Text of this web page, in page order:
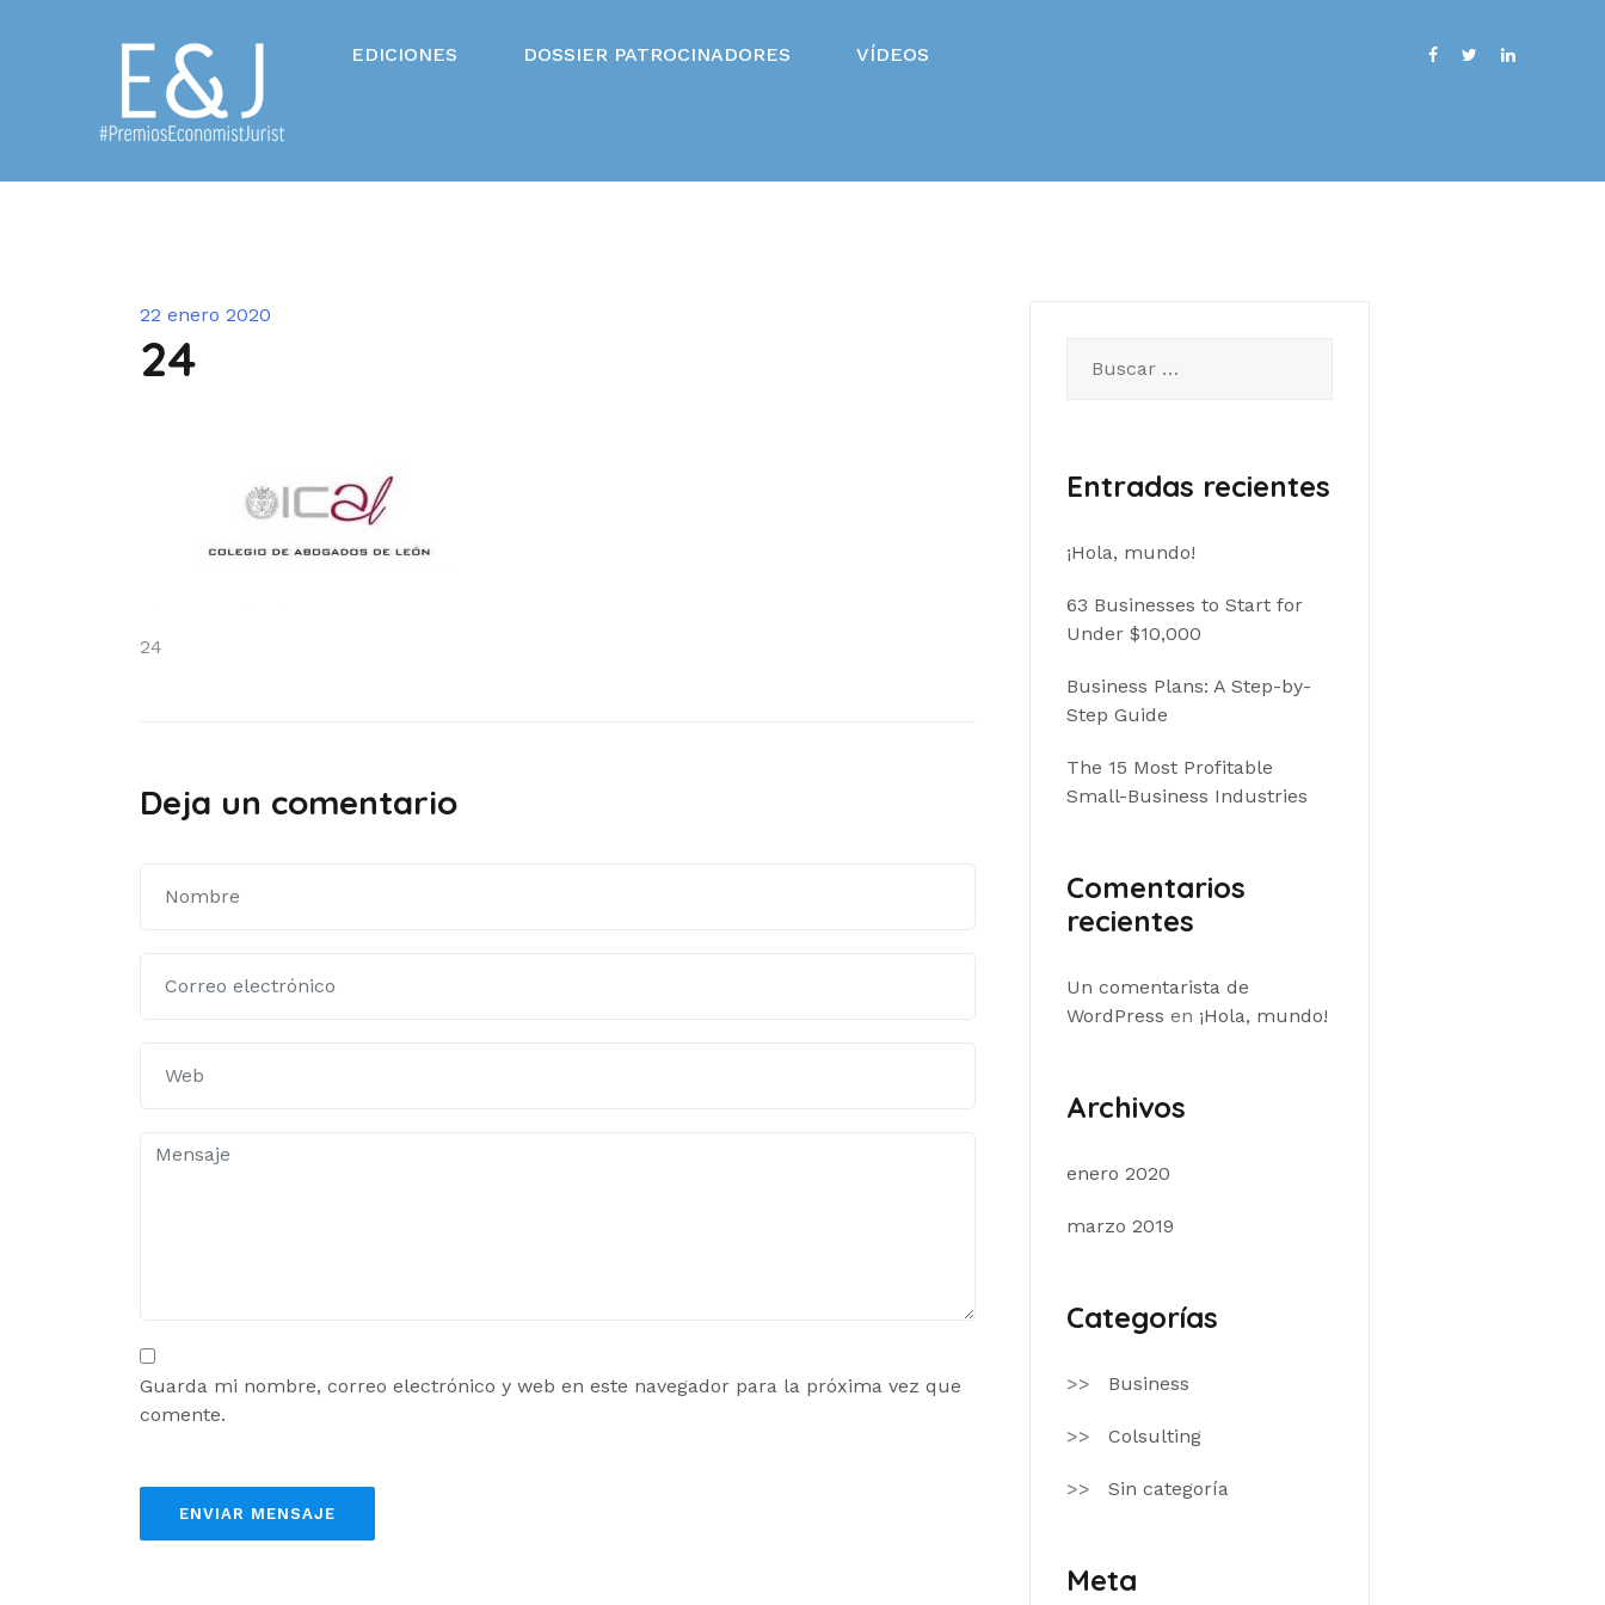
EDICIONES DOSSIER PATROCINADORES VÍDEOS
22 enero 2020
24
Navegación
24
Deja un comentario
Guarda mi nombre, correo electrónico y web en este navegador para la próxima vez que
comente.
Entradas recientes
¡Hola, mundo!
63 Businesses to Start for
Under $10,000
Business Plans: A Step-by-
Step Guide
The 15 Most Profitable
Small-Business Industries
Comentarios
recientes
Un comentarista de
WordPress en ¡Hola, mundo!
Archivos
enero 2020
marzo 2019
Categorías
Business
Colsulting
Sin categoría
Meta